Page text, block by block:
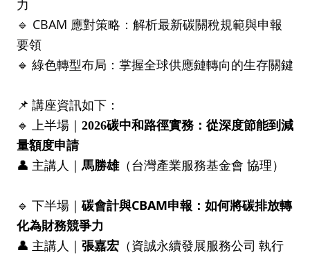
力
🔹 CBAM 應對策略：解析最新碳關稅規範與申報
要領
🔹 綠色轉型布局：掌握全球供應鏈轉向的生存關鍵
📌 講座資訊如下：
🔹 上半場｜ 2026碳中和路徑實務：從深度節能到減
量額度申請
👤 主講人｜ 馬勝雄（台灣產業服務基金會 協理）
🔹 下半場｜碳會計與CBAM申報：如何將碳排放轉
化為財務競爭力
👤 主講人｜ 張嘉宏 （資誠永續發展服務公司 執行